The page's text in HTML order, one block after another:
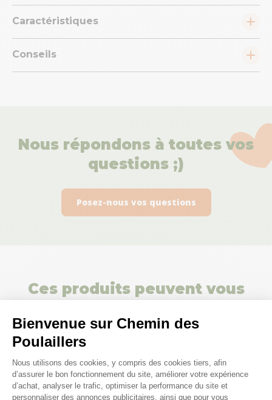
Bienvenue sur Chemin des
Poulaillers
Plateforme de Gestion du
Nous utilisons des cookies, y compris des cookies tiers, afin
d’assurer le bon fonctionnement du site, améliorer votre expérience
d’achat, analyser le trafic, optimiser la performance du site et
personnaliser des annonces publicitaires, ainsi que pour vous
Caractéristiques
Conseils
Nous répondons à toutes vos
questions ;)
Posez-nous vos questions
Ces produits peuvent vous